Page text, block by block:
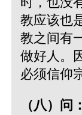
教应该也
教之间有
做好人。
必须信仰
（八）问：